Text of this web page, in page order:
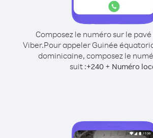
Composez le numéro sur le
Viber.Pour appeler Guinée
dominicaine, composez le
suit :+240+ Numéro